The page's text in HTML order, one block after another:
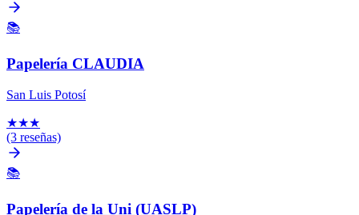
📚
Papelería CLAUDIA
San Luis Potosí
★★★
(3 reseñas)
📚
Papelería de la Uni (UASLP)